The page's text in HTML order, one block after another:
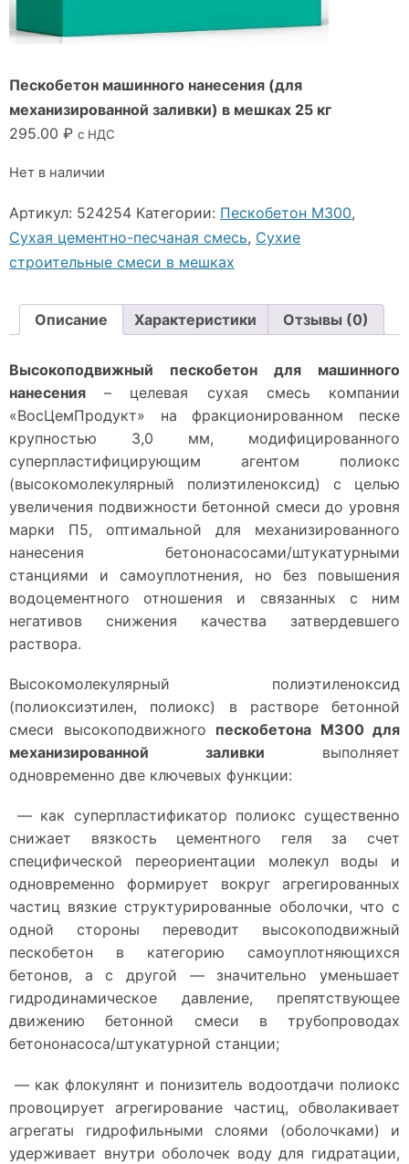
Пескобетон машинного нанесения (для
механизированной заливки) в мешках 25 кг
295.00 ₽ с НДС
Нет в наличии
Артикул: 524254 Категории: Пескобетон М300,
Сухая цементно-песчаная смесь, Сухие
строительные смеси в мешках
Описание Характеристики Отзывы (0)
Высокоподвижный пескобетон для машинного
нанесения – целевая сухая смесь компании
«ВосЦемПродукт» на фракционированном песке
крупностью 3,0 мм, модифицированного
суперпластифицирующим агентом полиокс
(высокомолекулярный полиэтиленоксид) с целью
увеличения подвижности бетонной смеси до уровня
марки П5, оптимальной для механизированного
нанесения бетононасосами/штукатурными
станциями и самоуплотнения, но без повышения
водоцементного отношения и связанных с ним
негативов снижения качества затвердевшего
раствора.
Высокомолекулярный полиэтиленоксид
(полиоксиэтилен, полиокс) в растворе бетонной
смеси высокоподвижного пескобетона М300 для
механизированной заливки выполняет
одновременно две ключевых функции:
— как суперпластификатор полиокс существенно
снижает вязкость цементного геля за счет
специфической переориентации молекул воды и
одновременно формирует вокруг агрегированных
частиц вязкие структурированные оболочки, что с
одной стороны переводит высокоподвижный
пескобетон в категорию самоуплотняющихся
бетонов, а с другой — значительно уменьшает
гидродинамическое давление, препятствующее
движению бетонной смеси в трубопроводах
бетононасоса/штукатурной станции;
— как флокулянт и понизитель водоотдачи полиокс
провоцирует агрегирование частиц, обволакивает
агрегаты гидрофильными слоями (оболочками) и
удерживает внутри оболочек воду для гидратации,